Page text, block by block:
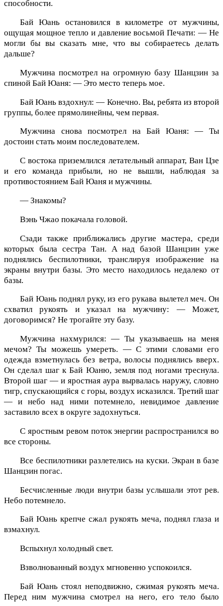
способности.
Бай Юань остановился в километре от мужчины,
ощущая мощное тепло и давление восьмой Печати: — Не
могли бы вы сказать мне, что вы собираетесь делать
дальше?
Мужчина посмотрел на огромную базу Шанцзин за
спиной Бай Юаня: — Это место теперь мое.
Бай Юань вздохнул: — Конечно. Вы, ребята из второй
группы, более прямолинейны, чем первая.
Мужчина снова посмотрел на Бай Юаня: — Ты
достоин стать моим последователем.
С востока приземлился летательный аппарат, Ван Цзе
и его команда прибыли, но не вышли, наблюдая за
противостоянием Бай Юаня и мужчины.
— Знакомы?
Вэнь Чжао покачала головой.
Сзади также приближались другие мастера, среди
которых была сестра Тан. А над базой Шанцзин уже
поднялись беспилотники, транслируя изображение на
экраны внутри базы. Это место находилось недалеко от
базы.
Бай Юань поднял руку, из его рукава вылетел меч. Он
схватил рукоять и указал на мужчину: — Может,
договоримся? Не трогайте эту базу.
Мужчина нахмурился: — Ты указываешь на меня
мечом? Ты можешь умереть. — С этими словами его
одежда взметнулась без ветра, волосы поднялись вверх.
Он сделал шаг к Бай Юаню, земля под ногами треснула.
Второй шаг — и яростная аура вырвалась наружу, словно
тигр, спускающийся с горы, воздух исказился. Третий шаг
— и небо над ними потемнело, невидимое давление
заставило всех в округе задохнуться.
С яростным ревом поток энергии распространился во
все стороны.
Все беспилотники разлетелись на куски. Экран в базе
Шанцзин погас.
Бесчисленные люди внутри базы услышали этот рев.
Небо потемнело.
Бай Юань крепче сжал рукоять меча, поднял глаза и
взмахнул.
Вспыхнул холодный свет.
Взволнованный воздух мгновенно успокоился.
Бай Юань стоял неподвижно, сжимая рукоять меча.
Перед ним мужчина смотрел на него, его тело было